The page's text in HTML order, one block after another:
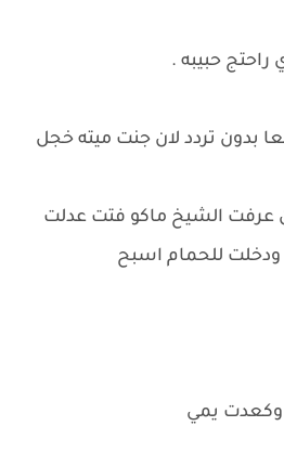
راحتج حبيبه .
بدون تردد لان جنت ميته خجل
عرفت الشيخ ماكو فتت عدلت
للحمام اسبح
وكعدت يمي